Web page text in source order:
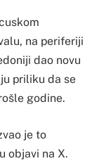
na periferiji
dao novu
priliku da se
godine.
je to
objavi na X.